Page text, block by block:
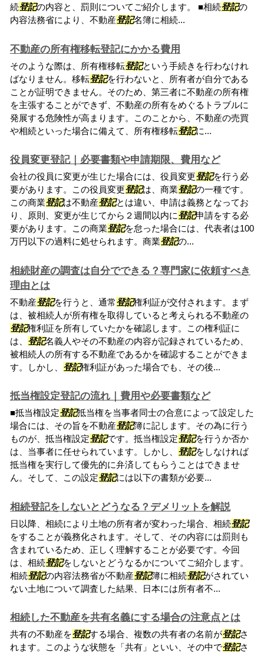
続登記の内容と、罰則についてご紹介します。 ■相続登記の
内容法務省により、不動産登記名簿に相続...
不動産の所有権移転登記にかかる費用
そのような際は、所有権移転登記という手続きを行わなけれ
ばなりません。移転登記を行わないと、所有者が自分である
ことが証明できません。そのため、第三者に不動産の所有権
を主張することができず、不動産の所有をめぐるトラブルに
発展する危険性が高まります。このことから、不動産の売買
や相続といった場合に備えて、所有権移転登記に...
役員変更登記｜必要書類や申請期限、費用など
会社の役員に変更が生じた場合には、役員変更登記を行う必
要があります。この役員変更登記は、商業登記の一種です。
この商業登記は不動産登記とは違い、申請は義務となってお
り、原則、変更が生じてから２週間以内に登記申請をする必
要があります。この商業登記を怠った場合には、代表者は100
万円以下の過料に処せられます。商業登記の...
相続財産の調査は自分でできる？専門家に依頼すべき
理由とは
不動産登記を行うと、通常登記権利証が交付されます。まず
は、被相続人が所有権を取得していると考えられる不動産の
登記権利証を所有していたかを確認します。この権利証に
は、 登記名義人やその不動産の内容が記録されているため、
被相続人の所有する不動産であるかを確認することができま
す。しかし、 登記権利証があった場合でも、その後...
抵当権設定登記の流れ｜費用や必要書類など
■抵当権設定登記抵当権を当事者同士の合意によって設定した
場合には、その旨を不動産登記簿に記します。その為に行う
ものが、抵当権設定登記です。抵当権設定登記を行うか否か
は、当事者に任せられています。しかし、 登記をしなければ
抵当権を実行して優先的に弁済してもらうことはできませ
ん。そして、この設定登記には以下の書類が必要...
相続登記をしないとどうなる？デメリットを解説
日以降、相続により土地の所有者が変わった場合、相続登記
をすることが義務化されます。そして、その内容には罰則も
含まれているため、正しく理解することが必要です。今回
は、相続登記をしないとどうなるかについてご紹介します。
相続登記の内容法務省が不動産登記簿に相続登記がされてい
ない土地について調査した結果、日本には所有者不...
相続した不動産を共有名義にする場合の注意点とは
共有の不動産を登記する場合、複数の共有者の名前が登記さ
れます。このような状態を「共有」といい、その中で登記さ